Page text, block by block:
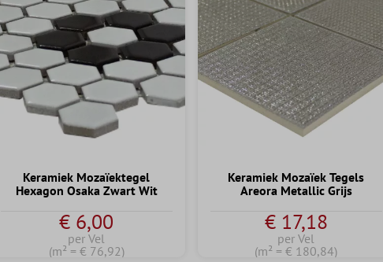
Keramiek Mozaïektegel
Hexagon Osaka Zwart Wit
€ 6,00
per Vel
(m² = € 76,92)
Keramiek Mozaïek Tegels
Areora Metallic Grijs
€ 17,18
per Vel
(m² = € 180,84)